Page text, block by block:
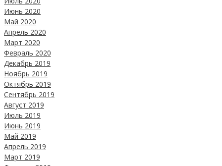
Июнь 2020
Май 2020
Апрель 2020
Март 2020
Февраль 2020
Декабрь 2019
Ноябрь 2019
Октябрь 2019
Сентябрь 2019
Август 2019
Июль 2019
Июнь 2019
Май 2019
Апрель 2019
Март 2019